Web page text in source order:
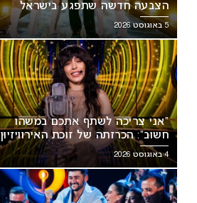
הצבעה חדשה שתפגע בישראל
5 באוגוסט 2026
“אני צריכה לשתף אתכם במשהו
חשוב”: הכרזתה של זוכת האירוויזיון
מסעירה את הרשת
4 באוגוסט 2026